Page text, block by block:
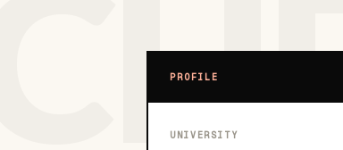
PROFILE
UNIVERSITY